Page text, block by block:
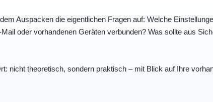
Auspacken die eigentlichen Fragen auf: Welche
oder vorhandenen Geräten verbunden? Was sollte aus
nicht theoretisch, sondern praktisch – mit Blick auf Ihre